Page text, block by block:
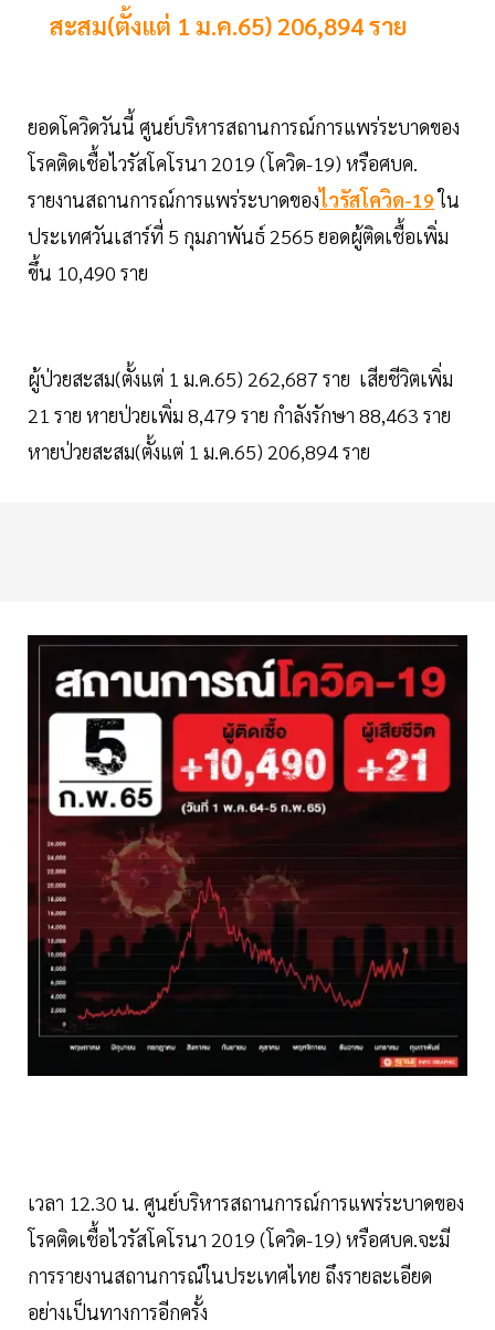
สะสม(ตั้งแต่ 1 ม.ค.65) 206,894 ราย
ยอดโควิดวันนี้ ศูนย์บริหารสถานการณ์การแพร่ระบาดของ
โรคติดเชื้อไวรัสโคโรนา 2019 (โควิด-19) หรือศบค.
รายงานสถานการณ์การแพร่ระบาดของไวรัสโควิด-19ใน
ประเทศวันเสาร์ที่ 5 กุมภาพันธ์ 2565 ยอดผู้ติดเชื้อเพิ่ม
ขึ้น 10,490 ราย
ผู้ป่วยสะสม(ตั้งแต่ 1 ม.ค.65) 262,687 ราย เสียชีวิตเพิ่ม
21 ราย หายป่วยเพิ่ม 8,479 ราย กำลังรักษา 88,463 ราย
หายป่วยสะสม(ตั้งแต่ 1 ม.ค.65) 206,894 ราย
เวลา 12.30 น. ศูนย์บริหารสถานการณ์การแพร่ระบาดของ
โรคติดเชื้อไวรัสโคโรนา 2019 (โควิด-19) หรือศบค.จะมี
การรายงานสถานการณ์ในประเทศไทย ถึงรายละเอียด
อย่างเป็นทางการอีกครั้ง